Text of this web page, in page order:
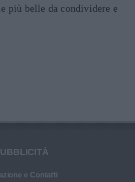
più belle da condividere e
e Contatti